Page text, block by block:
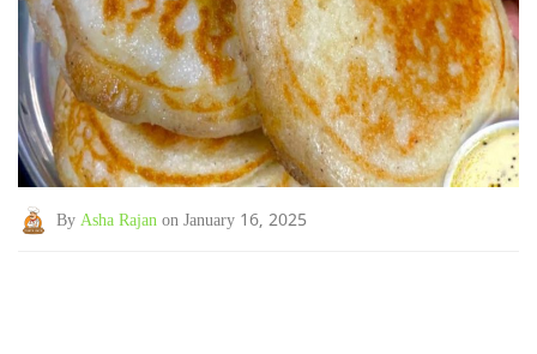
By Asha Rajan on January 16, 2025